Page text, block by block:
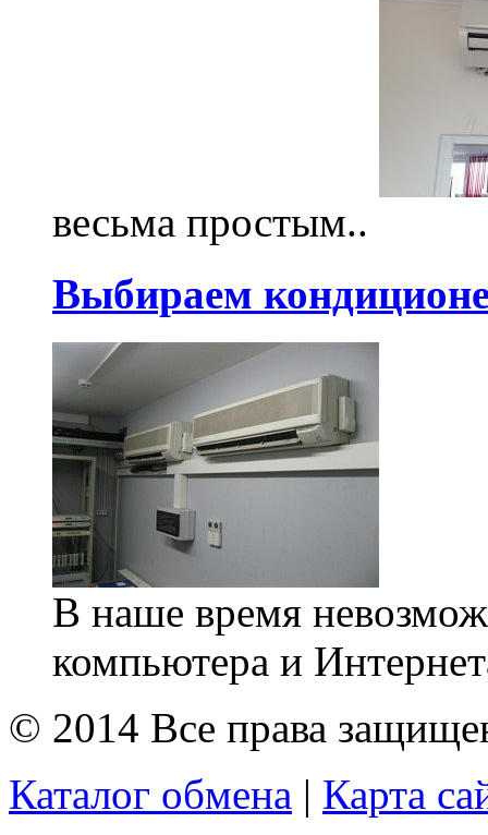
весьма простым..
Выбираем
В наше время
компьютера и
© 2014 Все права
Каталог обмена | Карта